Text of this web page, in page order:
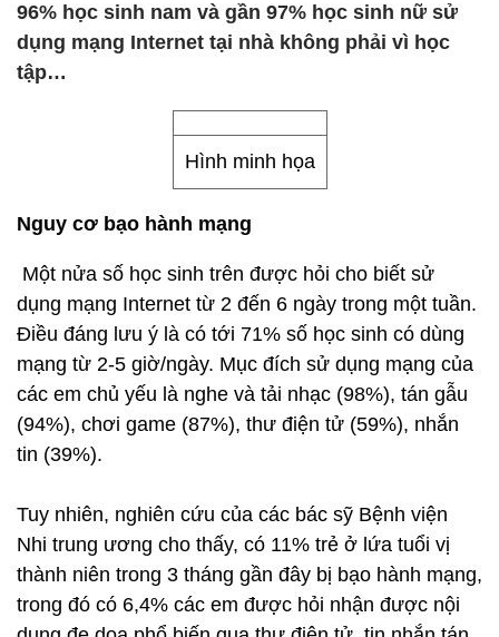
96% học sinh nam và gần 97% học sinh nữ sử
dụng mạng Internet tại nhà không phải vì học
tập…
Hình minh họa
Nguy cơ bạo hành mạng
Một nửa số học sinh trên được hỏi cho biết sử
dụng mạng Internet từ 2 đến 6 ngày trong một tuần.
Điều đáng lưu ý là có tới 71% số học sinh có dùng
mạng từ 2-5 giờ/ngày. Mục đích sử dụng mạng của
các em chủ yếu là nghe và tải nhạc (98%), tán gẫu
(94%), chơi game (87%), thư điện tử (59%), nhắn
tin (39%).
Tuy nhiên, nghiên cứu của các bác sỹ Bệnh viện
Nhi trung ương cho thấy, có 11% trẻ ở lứa tuổi vị
thành niên trong 3 tháng gần đây bị bạo hành mạng,
trong đó có 6,4% các em được hỏi nhận được nội